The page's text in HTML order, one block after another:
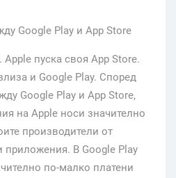
Google Play и App Store
Apple пуска своя App Store.
и Google Play. Според
Google Play и App Store,
на Apple носи значително
производители от
приложения. В Google Play
по-малко платени